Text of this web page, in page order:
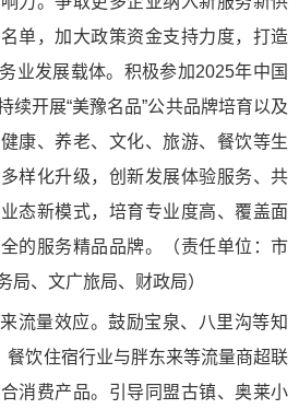
单，加大政策资金支持力度，打造
业发展载体。积极参加2025年中国
续开展“美豫名品”公共品牌培育以及
康、养老、文化、旅游、餐饮等生
样化升级，创新发展体验服务、共
态新模式，培育专业度高、覆盖面
的服务精品品牌。（责任单位：市
局、文广旅局、财政局）
流量效应。鼓励宝泉、八里沟等知
餐饮住宿行业与胖东来等流量商超联
消费产品。引导同盟古镇、奥莱小